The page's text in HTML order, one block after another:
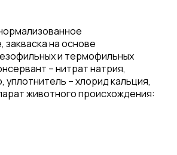
закваска на основе
и термофильных
– нитрат натрия,
уплотнитель – хлорид кальция,
животного происхождения: